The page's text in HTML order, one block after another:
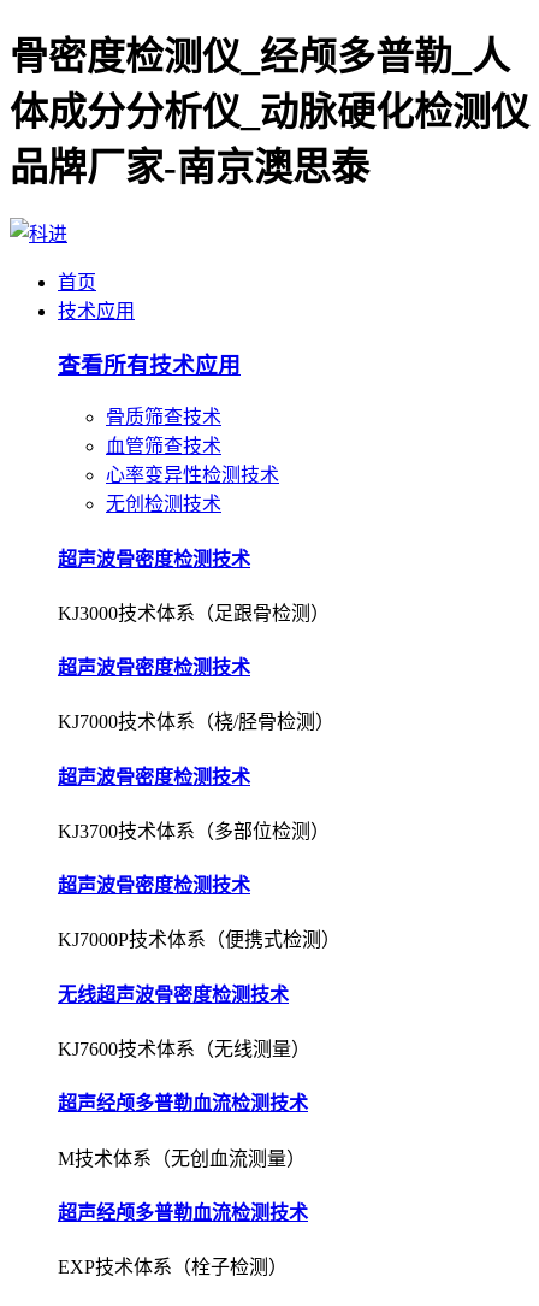
骨密度检测仪_经颅多普勒_人
体成分分析仪_动脉硬化检测仪
品牌厂家-南京澳思泰
首页
技术应用
查看所有技术应用
骨质筛查技术
血管筛查技术
心率变异性检测技术
无创检测技术
超声波骨密度检测技术
KJ3000技术体系（足跟骨检测）
超声波骨密度检测技术
KJ7000技术体系（桡/胫骨检测）
超声波骨密度检测技术
KJ3700技术体系（多部位检测）
超声波骨密度检测技术
KJ7000P技术体系（便携式检测）
无线超声波骨密度检测技术
KJ7600技术体系（无线测量）
超声经颅多普勒血流检测技术
M技术体系（无创血流测量）
超声经颅多普勒血流检测技术
EXP技术体系（栓子检测）